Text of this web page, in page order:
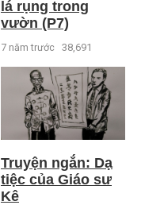
lá rụng trong
vườn (P7)
7 năm trước 38,691
Truyện ngắn: Dạ
tiệc của Giáo sư
Kê